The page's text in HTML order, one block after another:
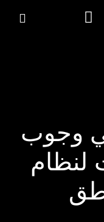
وجوب
لنظام